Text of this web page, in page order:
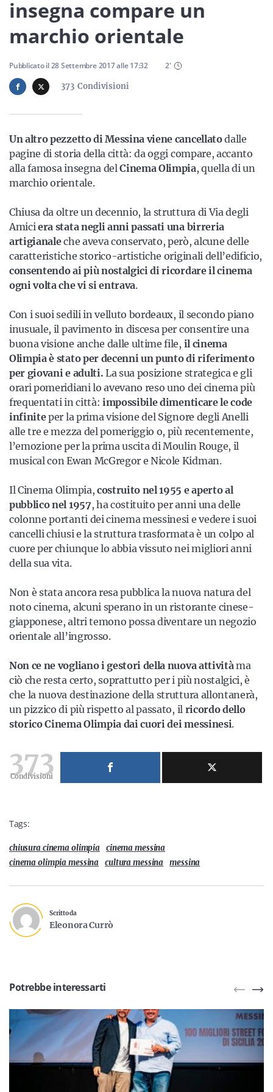
Servizi
Resta sempre aggiornato con le ultime news, iscriviti alla
nostra newsletter
Iscriviti
insegna compare un
marchio orientale
373 Condivisioni
Pubblicato il28 Settembre 2017alle17:32 2'
Un altro pezzetto di Messina viene cancellatodalle
pagine di storia della città: da oggi compare, accanto
alla famosa insegna delCinema Olimpia, quella di un
marchio orientale.
Chiusa da oltre un decennio, la struttura di Via degli
Amiciera stata negli anni passati una birreria
artigianaleche aveva conservato, però, alcune delle
caratteristiche storico-artistiche originali dell’edificio,
consentendo ai più nostalgici di ricordare il cinema
ogni volta che vi si entrava.
Con i suoi sedili in velluto bordeaux, il secondo piano
inusuale, il pavimento in discesa per consentire una
buona visione anche dalle ultime file, il cinema
Olimpia è stato per decenni un punto di riferimento
per giovani e adulti. La sua posizione strategica e gli
orari pomeridiani lo avevano reso uno dei cinema più
frequentati in città: impossibile dimenticare le code
infiniteper la prima visione del Signore degli Anelli
alle tre e mezza del pomeriggio o, più recentemente,
l’emozione per la prima uscita di Moulin Rouge, il
musical con Ewan McGregor e Nicole Kidman.
Il Cinema Olimpia, costruito nel 1955 e aperto al
pubblico nel 1957, ha costituito per anni una delle
colonne portanti dei cinema messinesi e vedere i suoi
cancelli chiusi e la struttura trasformata è un colpo al
cuore per chiunque lo abbia vissuto nei migliori anni
della sua vita.
Non è stata ancora resa pubblica la nuova natura del
noto cinema, alcuni sperano in un ristorante cinese-
giapponese, altri temono possa diventare un negozio
orientale all’ingrosso.
Non ce ne vogliano i gestori della nuova attivitàma
ciò che resta certo, soprattutto per i più nostalgici, è
che la nuova destinazione della struttura allontanerà,
un pizzico di più rispetto al passato, il ricordo dello
storico Cinema Olimpia dai cuori dei messinesi.
373
Condivisioni
Tags:
chiusura cinema olimpia cinema messina
cinema olimpia messina cultura messina messina
Scritto da
Eleonora Currò
Potrebbe interessarti